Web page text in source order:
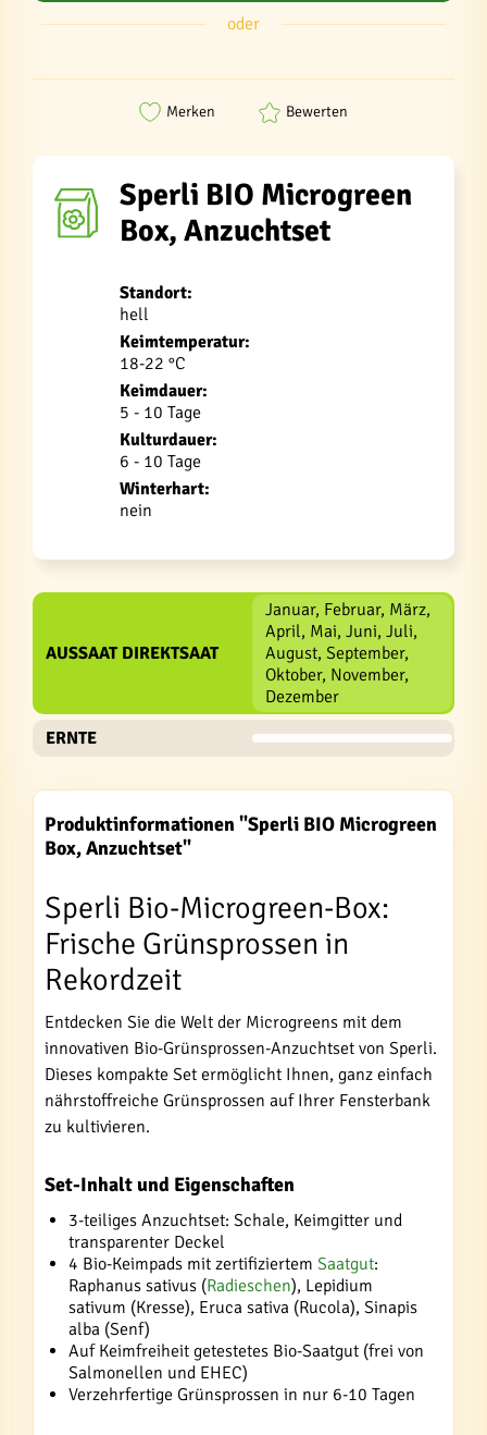
oder
Merken Bewerten
Sperli BIO Microgreen
Box, Anzuchtset
Standort:
hell
Keimtemperatur:
18-22 °C
Keimdauer:
5 - 10 Tage
Kulturdauer:
6 - 10 Tage
Winterhart:
nein
AUSSAAT DIREKTSAAT
Januar, Februar, März,
April, Mai, Juni, Juli,
August, September,
Oktober, November,
Dezember
ERNTE
Produktinformationen "Sperli BIO Microgreen
Box, Anzuchtset"
Sperli Bio-Microgreen-Box:
Frische Grünsprossen in
Rekordzeit
Entdecken Sie die Welt der Microgreens mit dem
innovativen Bio-Grünsprossen-Anzuchtset von Sperli.
Dieses kompakte Set ermöglicht Ihnen, ganz einfach
nährstoffreiche Grünsprossen auf Ihrer Fensterbank
zu kultivieren.
Set-Inhalt und Eigenschaften
3-teiliges Anzuchtset: Schale, Keimgitter und
transparenter Deckel
4 Bio-Keimpads mit zertifiziertem Saatgut:
Raphanus sativus (Radieschen), Lepidium
sativum (Kresse), Eruca sativa (Rucola), Sinapis
alba (Senf)
Auf Keimfreiheit getestetes Bio-Saatgut (frei von
Salmonellen und EHEC)
Verzehrfertige Grünsprossen in nur 6-10 Tagen